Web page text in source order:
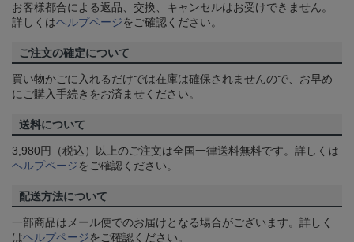
お客様都合による返品、交換、キャンセルはお受けできません。
詳しくはヘルプページをご確認ください。
ご注文の確定について
買い物かごに入れるだけでは在庫は確保されませんので、お早め
にご購入手続きをお済ませください。
送料について
3,980円（税込）以上のご注文は全国一律送料無料です。詳しくは
ヘルプページをご確認ください。
配送方法について
一部商品はメール便でのお届けとなる場合がございます。詳しく
はヘルプページをご確認ください。